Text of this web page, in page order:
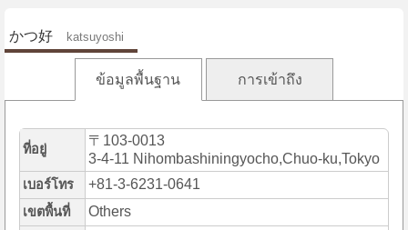
かつ好 katsuyoshi
ข้อมูลพื้นฐาน การเข้าถึง
ที่อยู่
〒103-0013
3-4-11 Nihombashiningyocho,Chuo-ku,Tokyo
เบอร์โทร +81-3-6231-0641
เขตพื้นที่ Others